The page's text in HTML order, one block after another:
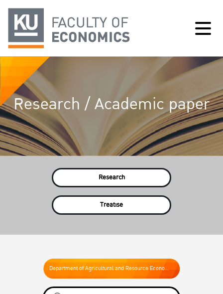
Research / Academic paper
Research
Treatise
Department of Agricultural and Resource Economics